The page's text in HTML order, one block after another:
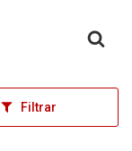
Filtrar